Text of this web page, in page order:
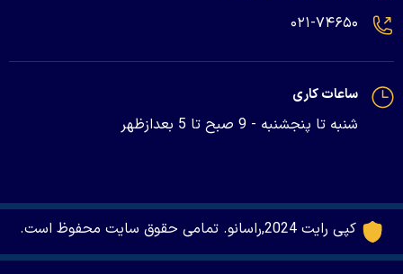
۰۲۱-۷۴۶۵۰
ساعات کاری
شنبه تا پنجشنبه - 9 صبح تا 5 بعدازظهر
کپی رایت 2024,راسانو. تمامی حقوق سایت محفوظ است.